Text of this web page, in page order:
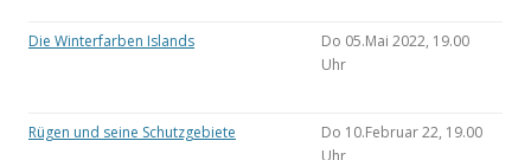
Die Winterfarben Islands
Do 05.Mai 2022, 19.00
Uhr
Rügen und seine Schutzgebiete
Do 10.Februar 22, 19.00
Uhr